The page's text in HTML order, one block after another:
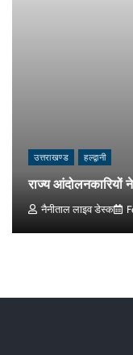
उत्तराखण्ड हल्द्वानी
राज्य आंदोलनकारियों
नैनीताल लाइव डेस्क